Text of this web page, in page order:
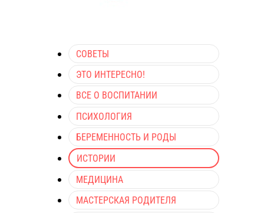
СОВЕТЫ
ЭТО ИНТЕРЕСНО!
ВСЕ О ВОСПИТАНИИ
ПСИХОЛОГИЯ
БЕРЕМЕННОСТЬ И РОДЫ
ИСТОРИИ
МЕДИЦИНА
МАСТЕРСКАЯ РОДИТЕЛЯ